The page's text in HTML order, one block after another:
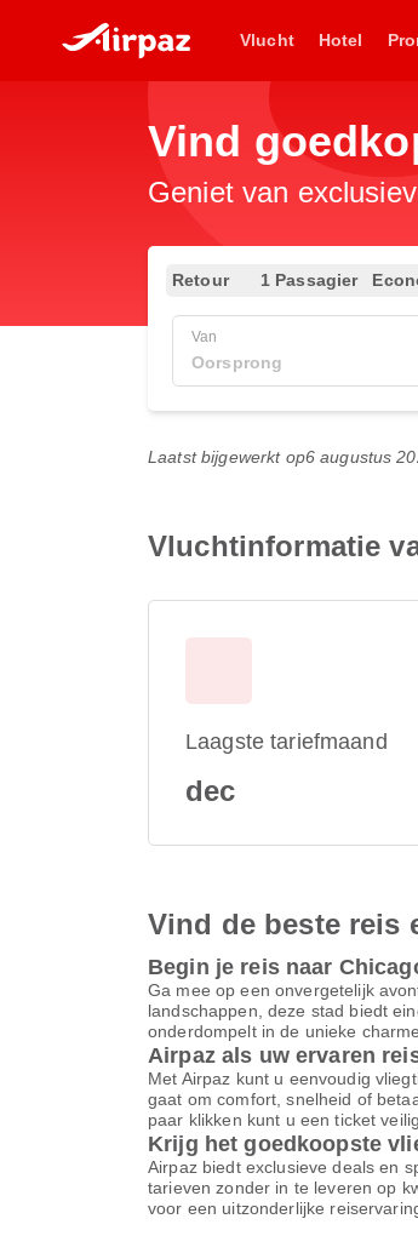
Vlucht Hotel
Vind
Geniet van
Retour 1 Passagier
Van
Laatst bijgewerkt op6 augustus
Vluchtinformatie
Laagste tariefmaand
dec
Vind de beste reis
Begin je reis naar
Ga mee op een onvergetelijk
landschappen, deze stad biedt
onderdompelt in de unieke
Airpaz als uw ervaren
Met Airpaz kunt u eenvoudig
gaat om comfort, snelheid of
paar klikken kunt u een ticket
Krijg het goedkoopste
Airpaz biedt exclusieve deals en
tarieven zonder in te leveren op
voor een uitzonderlijke